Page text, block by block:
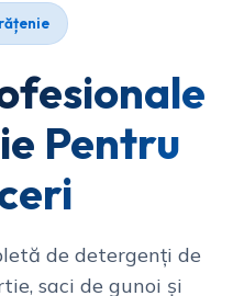
Pentru
de detergenți de
saci de gunoi și